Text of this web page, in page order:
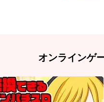
オンラインゲ